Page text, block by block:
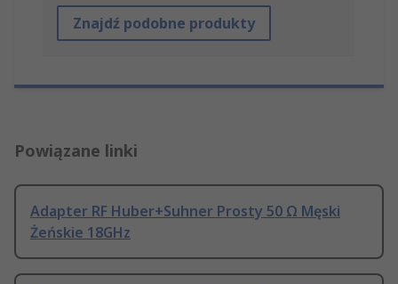
Znajdź podobne produkty
Powiązane linki
Adapter RF Huber+Suhner Prosty 50 Ω Męski
Żeńskie 18GHz